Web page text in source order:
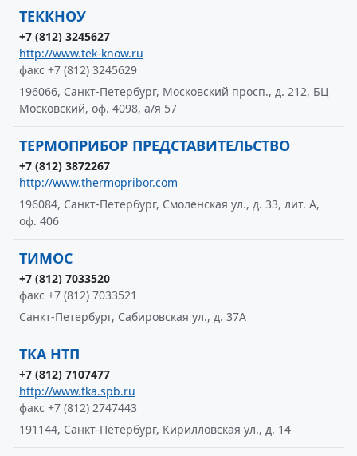
ТЕККНОУ
+7 (812) 3245627
http://www.tek-know.ru
факс +7 (812) 3245629
196066, Санкт-Петербург, Московский просп., д. 212, БЦ
Московский, оф. 4098, а/я 57
ТЕРМОПРИБОР ПРЕДСТАВИТЕЛЬСТВО
+7 (812) 3872267
http://www.thermopribor.com
196084, Санкт-Петербург, Смоленская ул., д. 33, лит. А,
оф. 406
ТИМОС
+7 (812) 7033520
факс +7 (812) 7033521
Санкт-Петербург, Сабировская ул., д. 37А
ТКА НТП
+7 (812) 7107477
http://www.tka.spb.ru
факс +7 (812) 2747443
191144, Санкт-Петербург, Кирилловская ул., д. 14